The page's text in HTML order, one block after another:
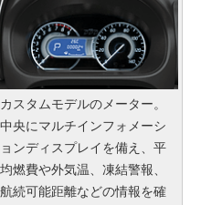
カスタムモデルのメーター。
中央にマルチインフォメーシ
ョンディスプレイを備え、平
均燃費や外気温、凍結警報、
航続可能距離などの情報を確